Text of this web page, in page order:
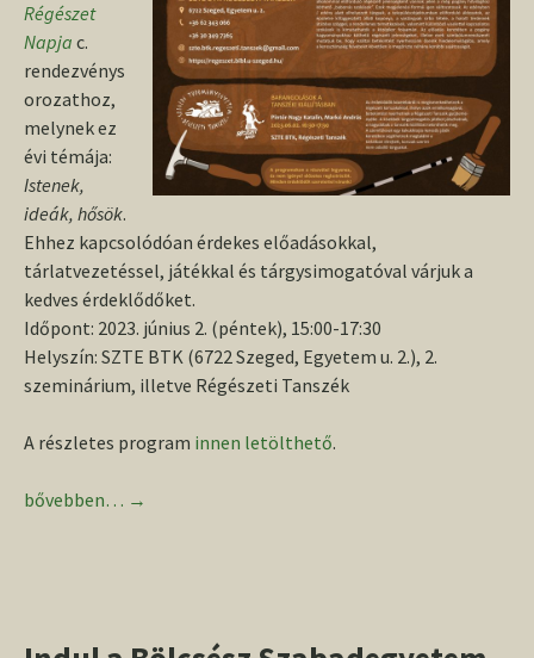
Régészet
Napja c.
rendezvénys
orozathoz,
melynek ez
évi témája:
Istenek,
ideák, hősök.
Ehhez kapcsolódóan érdekes előadásokkal,
tárlatvezetéssel, játékkal és tárgysimogatóval várjuk a
kedves érdeklődőket.
Időpont: 2023. június 2. (péntek), 15:00-17:30
Helyszín: SZTE BTK (6722 Szeged, Egyetem u. 2.), 2.
szeminárium, illetve Régészeti Tanszék
A részletes program innen letölthető.
Régészet Napja a szegedi Régészeti Tanszéken
bővebben… →